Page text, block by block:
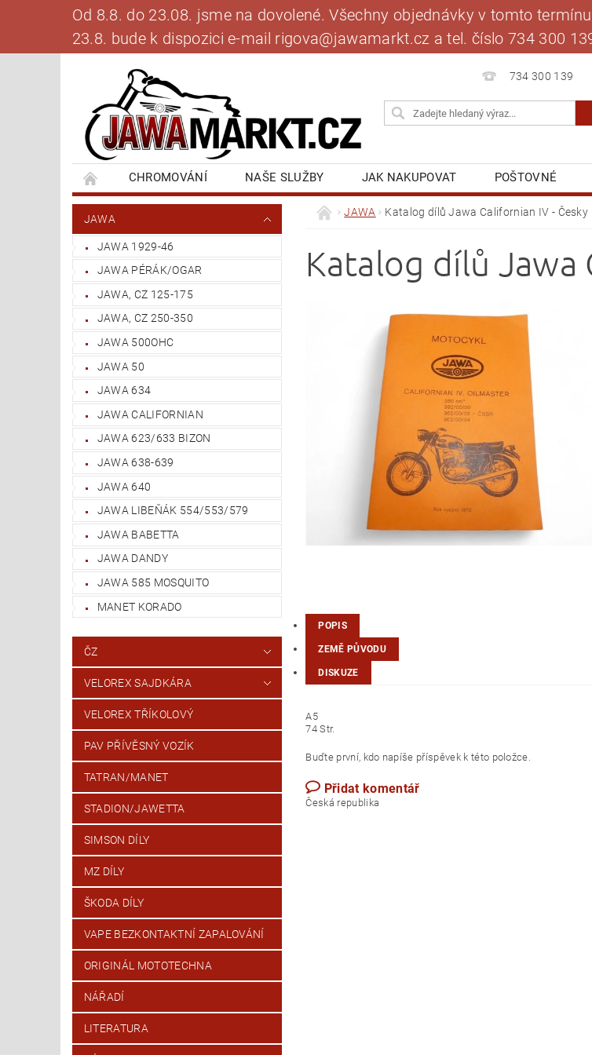
Od 8.8. do 23.08. jsme na dovolené. Všechny objednávky v tomto
23.8. bude k dispozici e-mail rigova@jawamarkt.cz a tel. číslo 734 300
734 300 139
CHROMOVÁNÍ NAŠE SLUŽBY JAK NAKUPOVAT POŠTOVNÉ
BANKOVNÍ SPOJENÍ
NAPIŠTE NÁM BLOG MOJE OBJEDNÁVKA
JAWA
JAWA 1929-46
JAWA PÉRÁK/OGAR
JAWA, CZ 125-175
JAWA, CZ 250-350
JAWA 500OHC
JAWA 50
JAWA 634
JAWA CALIFORNIAN
JAWA 623/633 BIZON
JAWA 638-639
JAWA 640
JAWA LIBEŇÁK 554/553/579
JAWA BABETTA
JAWA DANDY
JAWA 585 MOSQUITO
MANET KORADO
ČZ
VELOREX SAJDKÁRA
VELOREX TŘÍKOLOVÝ
PAV PŘÍVĚSNÝ VOZÍK
TATRAN/MANET
STADION/JAWETTA
SIMSON DÍLY
MZ DÍLY
ŠKODA DÍLY
VAPE BEZKONTAKTNÍ ZAPALOVÁNÍ
ORIGINÁL MOTOTECHNA
NÁŘADÍ
LITERATURA
JAWA Katalog dílů Jawa Californian IV - Česky
Katalog dílů Jawa
POPIS
ZEMĚ PŮVODU
DISKUZE
A5
74 Str.
Buďte první, kdo napíše příspěvek k této položce.
Přidat komentář
Česká republika